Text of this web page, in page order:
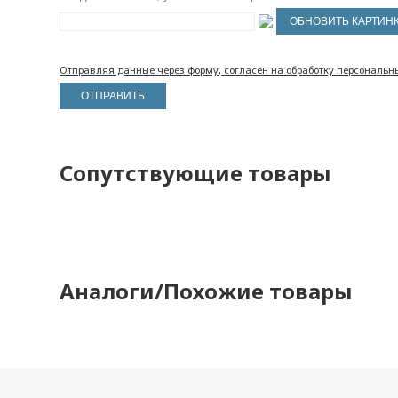
Отправляя данные через форму, согласен на обработку
Сопутствующие товары
Аналоги/Похожие товары